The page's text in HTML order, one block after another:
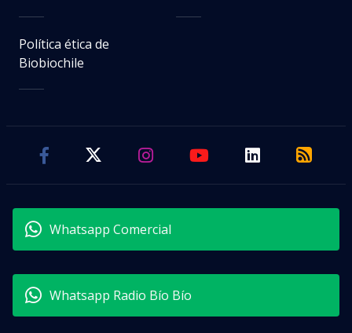
Política ética de
Biobiochile
Whatsapp Comercial
Whatsapp Radio Bío Bío